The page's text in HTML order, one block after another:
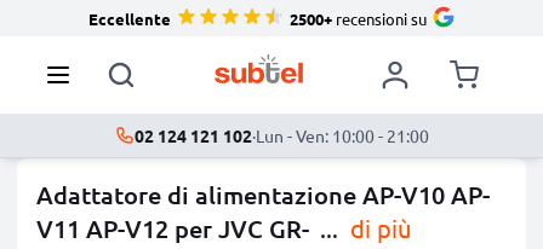
Eccellente 2500+recensioni su
02 124 121 102·Lun - Ven: 10:00 - 21:00
Adattatore di alimentazione AP-V10 AP-
V11 AP-V12 per JVC GR- ... di più